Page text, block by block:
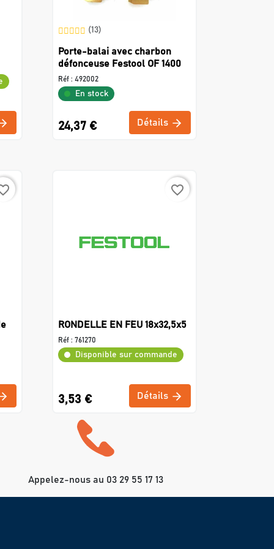
(13)
Porte-balai avec charbon
défonceuse Festool OF 1400
Réf : 492002
En stock
24,37 € Détails
favorite_border
RONDELLE EN FEU 18x32,5x5
Réf : 761270
Disponible sur commande
3,53 € Détails
Appelez-nous au 03 29 55 17 13